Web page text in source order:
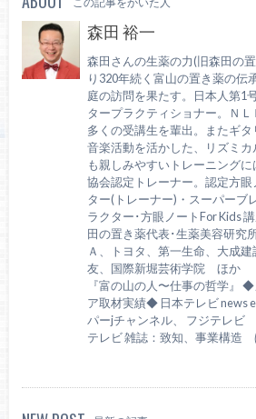
森田 裕一
森田さんの生薬の力(旧森田の
り320年続く富山の置き薬の伝
庭の訪問を果たす。日本人第1
タープラクティショナー。Ｎ
多くの受講生を輩出。またギ
音楽活動を活かした、リズミ
も親しみやすいトレーニング
協会認定トレーナー。認定方
ター(トレーナー)・スーパーブ
ラクター･方眼ノートFor Kids
田の置き薬代表･生薬美容研究
Ａ、トヨタ、第一生命、大成
友、国際新堀芸術学院 ほ
『富の山の人〜仕事の哲学』
ア取材実績◆ 日本テレビ news
パーjチャンネル、 フジテレビ
テレビ 雑誌：致知、事業構造